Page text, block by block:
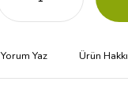
Yorum Yaz Ürün